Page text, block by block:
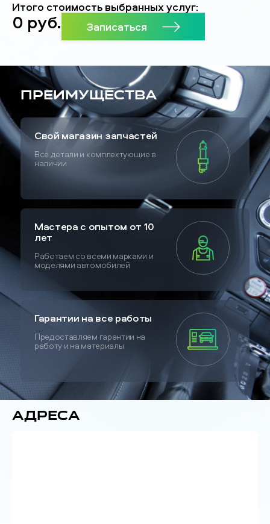
Итого стоимость выбранных услуг:
0 руб. Записаться
Преимущества
Свой магазин запчастей
Все детали и комплектующие в
наличии
Мастера с опытом от 10
лет
Работаем со всеми марками и
моделями автомобилей
Гарантии на все работы
Предоставляем гарантии на
работу и на материалы
Адреса